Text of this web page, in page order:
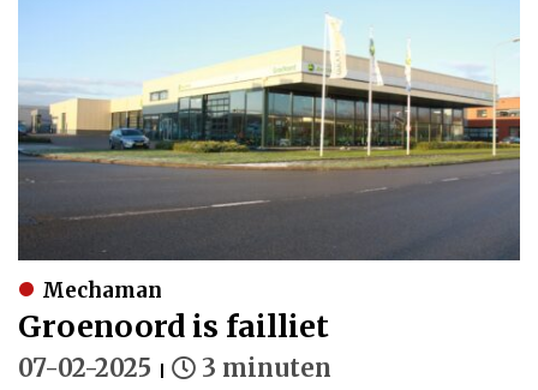
Mechaman
Groenoord is failliet
07-02-2025 3 minuten